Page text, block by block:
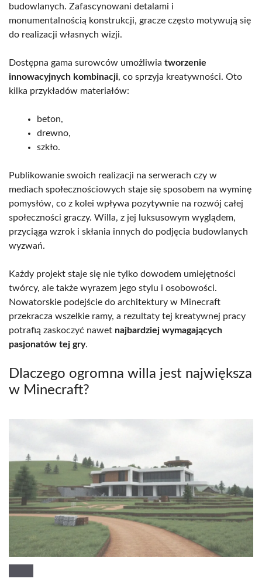
budowlanych. Zafascynowani detalami i
monumentalnością konstrukcji, gracze często motywują się
do realizacji własnych wizji.
Dostępna gama surowców umożliwia tworzenie
innowacyjnych kombinacji, co sprzyja kreatywności. Oto
kilka przykładów materiałów:
beton,
drewno,
szkło.
Publikowanie swoich realizacji na serwerach czy w
mediach społecznościowych staje się sposobem na wyminę
pomysłów, co z kolei wpływa pozytywnie na rozwój całej
społeczności graczy. Willa, z jej luksusowym wyglądem,
przyciąga wzrok i skłania innych do podjęcia budowlanych
wyzwań.
Każdy projekt staje się nie tylko dowodem umiejętności
twórcy, ale także wyrazem jego stylu i osobowości.
Nowatorskie podejście do architektury w Minecraft
przekracza wszelkie ramy, a rezultaty tej kreatywnej pracy
potrafią zaskoczyć nawet najbardziej wymagających
pasjonatów tej gry.
Dlaczego ogromna willa jest największa
w Minecraft?